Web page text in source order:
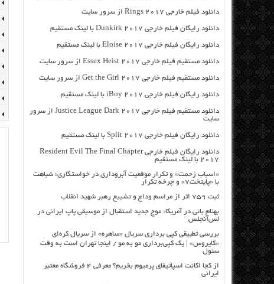
دانلود فیلم خارجی Rings 2017 از سرور سایت
دانلود رایگان فیلم خارجی Dunkirk 2017 با لینک مستقیم
دانلود رایگان فیلم خارجی Eloise 2017 با لینک مستقیم
دانلود مستقیم فیلم خارجی Essex Heist 2017 از سرور سایت
دانلود مستقیم فیلم خارجی Get the Girl 2017 از سرور سایت
دانلود رایگان فیلم خارجی iBoy 2017 با لینک مستقیم
دانلود مستقیم فیلم خارجی Justice League Dark 2017 از سرور
سایت
دانلود رایگان فیلم خارجی Split 2017 با لینک مستقیم
دانلود رایگان فیلم خارجی Resident Evil The Final Chapter
2017 با لینک مستقیم
«اسباب زحمت» و تکرار موقعیت آبروداری در خواستگاری؛ شباهت
با «پایتخت۷» و چرخه تکرار
ثبت ۷۵۹ اثر از مراسم وداع و تشییع رهبر شهید انقلاب
بهنام بانی در آمریکا: موج جدید استقبال از موسیقی پاپ ایرانی در
لس‌آنجلس
بررسی تطبیقی کپی برداری سریال «ساهره» از سریال کره‌ای
«کایروس» | یک کپی‌برداری مو به مو / اینجا تهران است به وقت
سئول
از کجا اکانت اسپاتیفای پرمیوم بخریم؟ معرفی ۴ فروشگاه معتبر
ایرانی